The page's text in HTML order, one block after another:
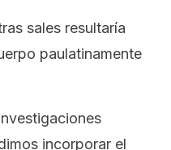
sales resultaría
paulatinamente
incorporar el